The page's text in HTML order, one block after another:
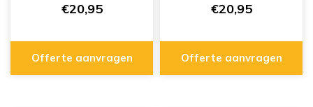
€20,95
Offerte aanvragen
€20,95
Offerte aanvragen